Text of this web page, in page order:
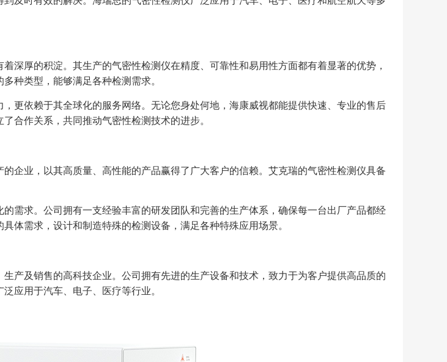
深厚的积淀。其生产的气密性检测仪在精度、可靠性和易用性方面都有着显著的优势，
种类型，能够满足各种检测需求。
更依赖于其全球化的服务网络。无论您身处何地，海康威视都能提供快速、专业的售后
合作关系，共同推动气密性检测技术的进步。
企业，以其高质量、高性能的产品赢得了广大客户的信赖。艾克瑞的气密性检测仪具备
需求。公司拥有一支经验丰富的研发团队和完善的生产体系，确保每一台出厂产品都经
体需求，设计和制造特殊的检测设备，满足各种特殊应用场景。
产及销售的高科技企业。公司拥有先进的生产设备和技术，致力于为客户提供高品质的
应用于汽车、电子、医疗等行业。